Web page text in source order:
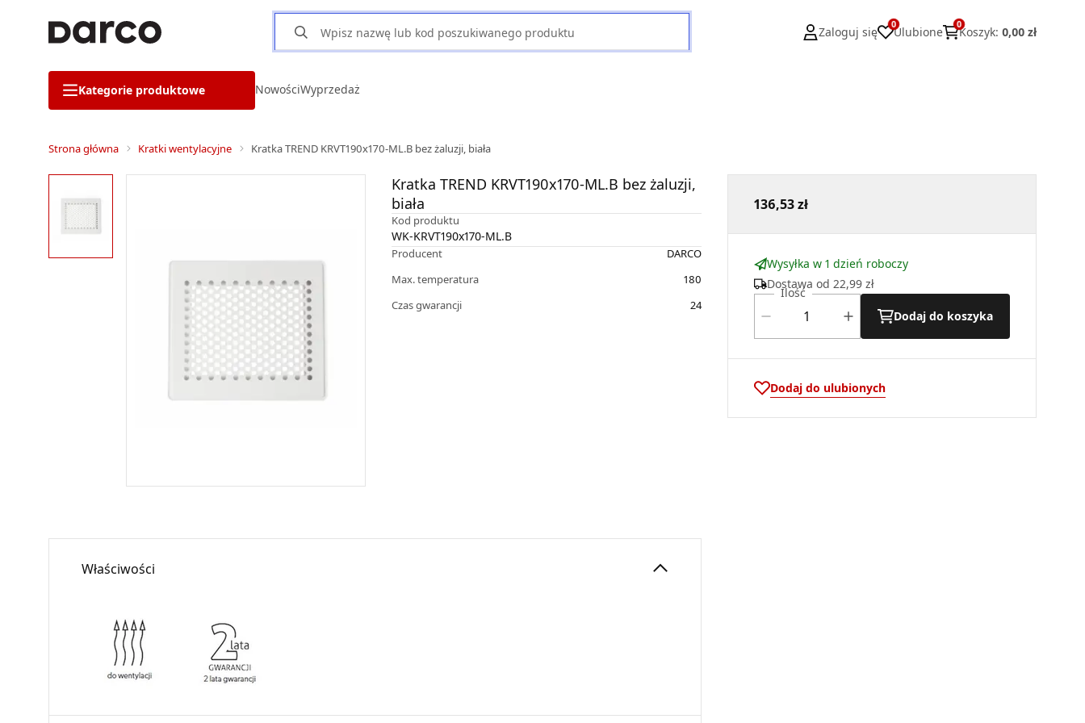
Zaloguj się
0
Ulubione
0
Koszyk: 0,00 zł
Kategorie produktowe NowościWyprzedaż
Strona główna Kratki wentylacyjne Kratka TREND KRVT190x170-ML.B bez żaluzji, biała
Kratka TREND KRVT190x170-ML.B bez żaluzji,
biała
Kod produktu
WK-KRVT190x170-ML.B
Producent
DARCO
Max. temperatura
180
Czas gwarancji
24
136,53 zł
Wysyłka w 1 dzień roboczy
Dostawa od 22,99 zł
Ilość
Dodaj do koszyka
Dodaj do ulubionych
Właściwości